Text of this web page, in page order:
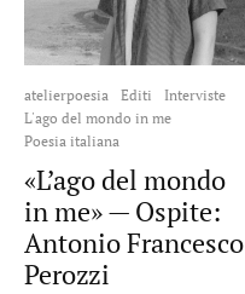
atelierpoesia Editi
Interviste
L'ago del mondo in me
Poesia italiana
«L’ago del mondo
in me» — Ospite:
Antonio Francesco
Perozzi